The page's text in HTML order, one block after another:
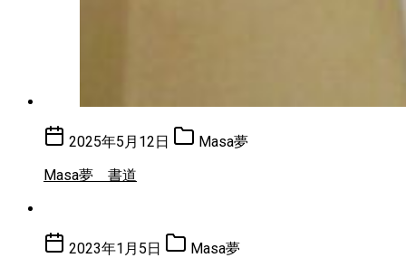
2025年5月12日
Masa夢
Masa夢 書道
2023年1月5日
Masa夢